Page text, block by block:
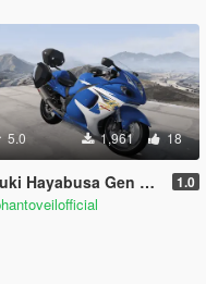
5.0 1,961 18
Hayabusa Gen 2 [Add-On] 1.0